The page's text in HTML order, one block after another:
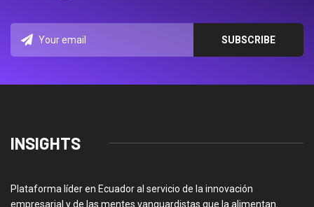
INSIGHTS
Plataforma líder en Ecuador al servicio de la innovación
empresarial y de las mentes vanguardistas que la alimentan.